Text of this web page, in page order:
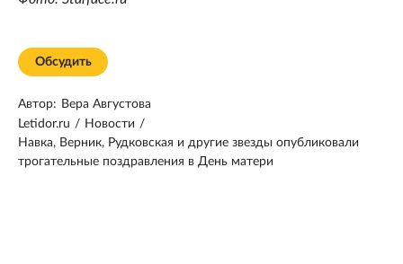
Обсудить
Автор: Вера Августова
Letidor.ru / Новости /
Навка, Верник, Рудковская и другие звезды опубликовали
трогательные поздравления в День матери